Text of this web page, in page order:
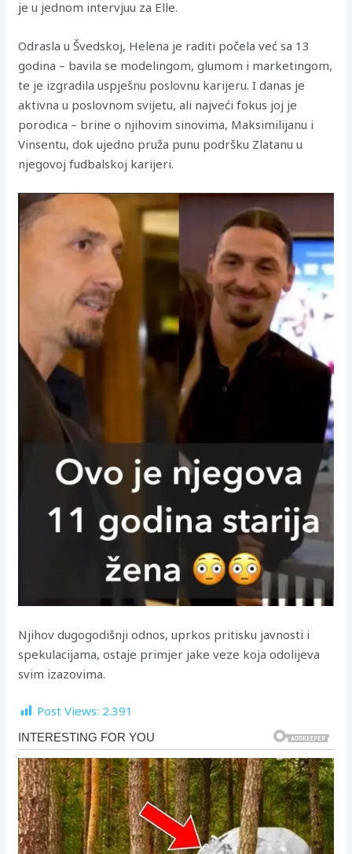
je u jednom intervjuu za Elle.
Odrasla u Švedskoj, Helena je raditi počela već sa 13
godina – bavila se modelingom, glumom i marketingom,
te je izgradila uspješnu poslovnu karijeru. I danas je
aktivna u poslovnom svijetu, ali najveći fokus joj je
porodica – brine o njihovim sinovima, Maksimilijanu i
Vinsentu, dok ujedno pruža punu podršku Zlatanu u
njegovoj fudbalskoj karijeri.
Njihov dugogodišnji odnos, uprkos pritisku javnosti i
spekulacijama, ostaje primjer jake veze koja odolijeva
svim izazovima.
Post Views: 2.391